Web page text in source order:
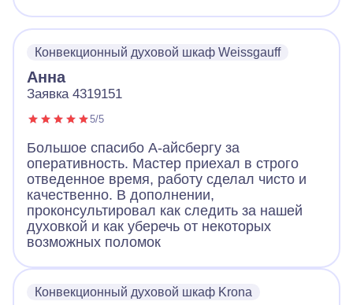
Конвекционный духовой шкаф Weissgauff
Анна
Заявка 4319151
5/5
Большое спасибо А-айсбергу за
оперативность. Мастер приехал в строго
отведенное время, работу сделал чисто и
качественно. В дополнении,
проконсультировал как следить за нашей
духовкой и как уберечь от некоторых
возможных поломок
Конвекционный духовой шкаф Krona